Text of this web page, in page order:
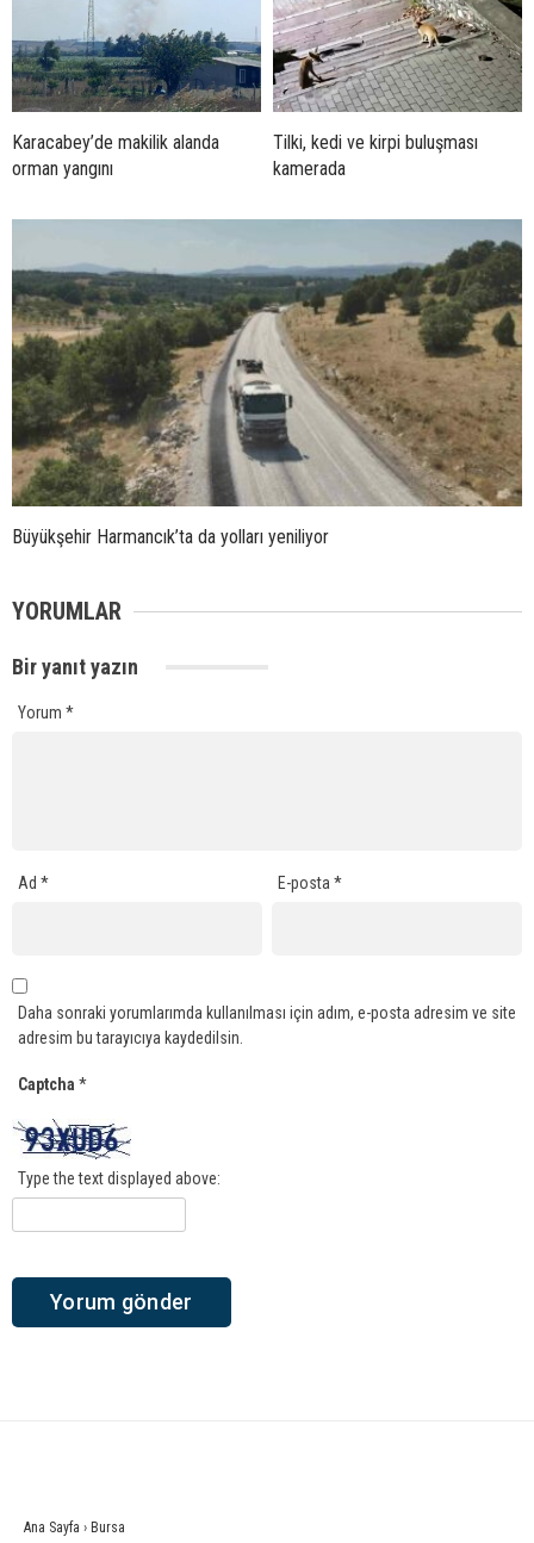
Karacabey’de makilik alanda
orman yangını
Tilki, kedi ve kirpi buluşması
kamerada
Büyükşehir Harmancık’ta da yolları yeniliyor
YORUMLAR
Bir yanıt yazın
Yorum *
Ad * E-posta*
Daha sonraki yorumlarımda kullanılması için adım, e-posta adresim ve site
adresim bu tarayıcıya kaydedilsin.
Captcha *
Type the text displayed above:
Ana Sayfa › Bursa